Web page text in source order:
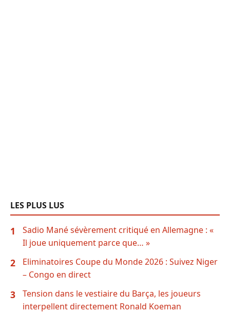
LES PLUS LUS
1
Sadio Mané sévèrement critiqué en Allemagne : «
Il joue uniquement parce que… »
2
Eliminatoires Coupe du Monde 2026 : Suivez Niger
– Congo en direct
3
Tension dans le vestiaire du Barça, les joueurs
interpellent directement Ronald Koeman